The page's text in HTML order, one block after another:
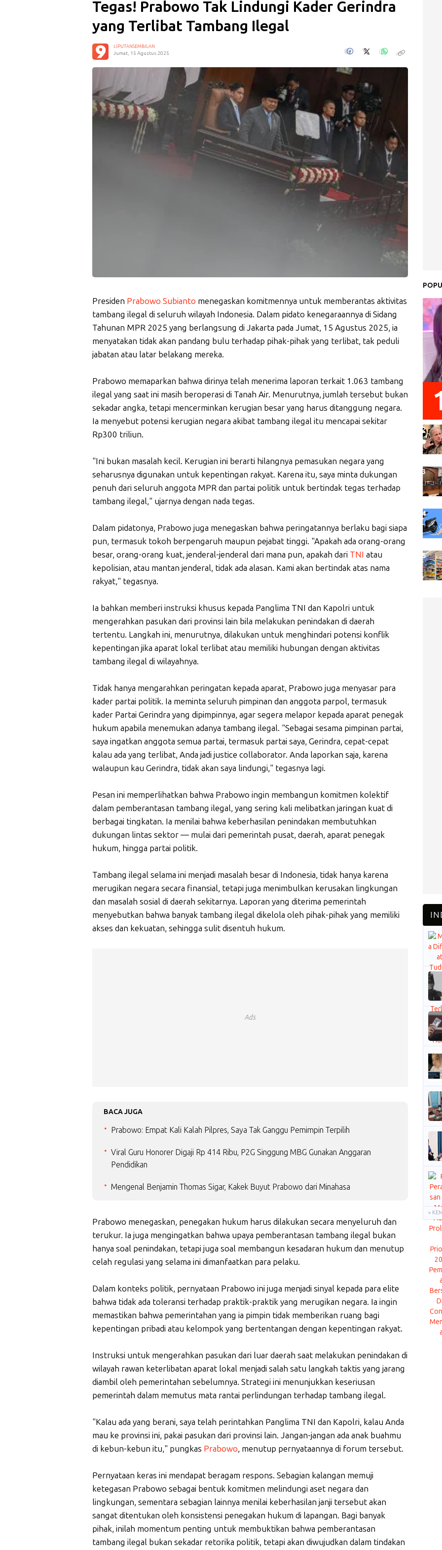
Tegas! Prabowo Tak Lindungi Kader Gerindra
yang Terlibat Tambang Ilegal
LIPUTANSEMBILAN
Jumat, 15 Agustus 2025
Presiden Prabowo Subianto menegaskan komitmennya untuk memberantas aktivitas
tambang ilegal di seluruh wilayah Indonesia. Dalam pidato kenegaraannya di Sidang
Tahunan MPR 2025 yang berlangsung di Jakarta pada Jumat, 15 Agustus 2025, ia
menyatakan tidak akan pandang bulu terhadap pihak-pihak yang terlibat, tak peduli
jabatan atau latar belakang mereka.
Prabowo memaparkan bahwa dirinya telah menerima laporan terkait 1.063 tambang
ilegal yang saat ini masih beroperasi di Tanah Air. Menurutnya, jumlah tersebut bukan
sekadar angka, tetapi mencerminkan kerugian besar yang harus ditanggung negara.
Ia menyebut potensi kerugian negara akibat tambang ilegal itu mencapai sekitar
Rp300 triliun.
"Ini bukan masalah kecil. Kerugian ini berarti hilangnya pemasukan negara yang
seharusnya digunakan untuk kepentingan rakyat. Karena itu, saya minta dukungan
penuh dari seluruh anggota MPR dan partai politik untuk bertindak tegas terhadap
tambang ilegal," ujarnya dengan nada tegas.
Dalam pidatonya, Prabowo juga menegaskan bahwa peringatannya berlaku bagi siapa
pun, termasuk tokoh berpengaruh maupun pejabat tinggi. "Apakah ada orang-orang
besar, orang-orang kuat, jenderal-jenderal dari mana pun, apakah dari TNI atau
kepolisian, atau mantan jenderal, tidak ada alasan. Kami akan bertindak atas nama
rakyat," tegasnya.
Ia bahkan memberi instruksi khusus kepada Panglima TNI dan Kapolri untuk
mengerahkan pasukan dari provinsi lain bila melakukan penindakan di daerah
tertentu. Langkah ini, menurutnya, dilakukan untuk menghindari potensi konflik
kepentingan jika aparat lokal terlibat atau memiliki hubungan dengan aktivitas
tambang ilegal di wilayahnya.
Tidak hanya mengarahkan peringatan kepada aparat, Prabowo juga menyasar para
kader partai politik. Ia meminta seluruh pimpinan dan anggota parpol, termasuk
kader Partai Gerindra yang dipimpinnya, agar segera melapor kepada aparat penegak
hukum apabila menemukan adanya tambang ilegal. "Sebagai sesama pimpinan partai,
saya ingatkan anggota semua partai, termasuk partai saya, Gerindra, cepat-cepat
kalau ada yang terlibat, Anda jadi justice collaborator. Anda laporkan saja, karena
walaupun kau Gerindra, tidak akan saya lindungi," tegasnya lagi.
Pesan ini memperlihatkan bahwa Prabowo ingin membangun komitmen kolektif
dalam pemberantasan tambang ilegal, yang sering kali melibatkan jaringan kuat di
berbagai tingkatan. Ia menilai bahwa keberhasilan penindakan membutuhkan
dukungan lintas sektor — mulai dari pemerintah pusat, daerah, aparat penegak
hukum, hingga partai politik.
Tambang ilegal selama ini menjadi masalah besar di Indonesia, tidak hanya karena
merugikan negara secara finansial, tetapi juga menimbulkan kerusakan lingkungan
dan masalah sosial di daerah sekitarnya. Laporan yang diterima pemerintah
menyebutkan bahwa banyak tambang ilegal dikelola oleh pihak-pihak yang memiliki
akses dan kekuatan, sehingga sulit disentuh hukum.
Ads
BACA JUGA
Prabowo: Empat Kali Kalah Pilpres, Saya Tak Ganggu Pemimpin Terpilih
Viral Guru Honorer Digaji Rp 414 Ribu, P2G Singgung MBG Gunakan Anggaran
Pendidikan
Mengenal Benjamin Thomas Sigar, Kakek Buyut Prabowo dari Minahasa
Prabowo menegaskan, penegakan hukum harus dilakukan secara menyeluruh dan
terukur. Ia juga mengingatkan bahwa upaya pemberantasan tambang ilegal bukan
hanya soal penindakan, tetapi juga soal membangun kesadaran hukum dan menutup
celah regulasi yang selama ini dimanfaatkan para pelaku.
Dalam konteks politik, pernyataan Prabowo ini juga menjadi sinyal kepada para elite
bahwa tidak ada toleransi terhadap praktik-praktik yang merugikan negara. Ia ingin
memastikan bahwa pemerintahan yang ia pimpin tidak memberikan ruang bagi
kepentingan pribadi atau kelompok yang bertentangan dengan kepentingan rakyat.
Instruksi untuk mengerahkan pasukan dari luar daerah saat melakukan penindakan di
wilayah rawan keterlibatan aparat lokal menjadi salah satu langkah taktis yang jarang
diambil oleh pemerintahan sebelumnya. Strategi ini menunjukkan keseriusan
pemerintah dalam memutus mata rantai perlindungan terhadap tambang ilegal.
"Kalau ada yang berani, saya telah perintahkan Panglima TNI dan Kapolri, kalau Anda
mau ke provinsi ini, pakai pasukan dari provinsi lain. Jangan-jangan ada anak buahmu
di kebun-kebun itu," pungkas Prabowo, menutup pernyataannya di forum tersebut.
Pernyataan keras ini mendapat beragam respons. Sebagian kalangan memuji
ketegasan Prabowo sebagai bentuk komitmen melindungi aset negara dan
lingkungan, sementara sebagian lainnya menilai keberhasilan janji tersebut akan
sangat ditentukan oleh konsistensi penegakan hukum di lapangan. Bagi banyak
pihak, inilah momentum penting untuk membuktikan bahwa pemberantasan
tambang ilegal bukan sekadar retorika politik, tetapi akan diwujudkan dalam tindakan
«